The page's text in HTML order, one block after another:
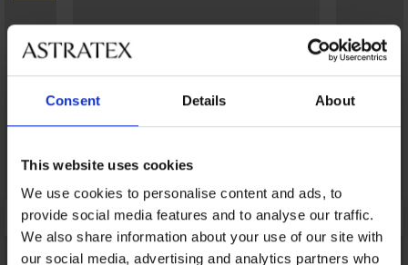
Consent Details About
This website uses cookies
We use cookies to personalise content and ads, to
provide social media features and to analyse our traffic.
We also share information about your use of our site with
our social media, advertising and analytics partners who